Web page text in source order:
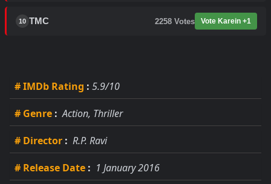
10 TMC 2258 Votes Vote Karein +1
# IMDb Rating : 5.9/10
# Genre : Action, Thriller
# Director : R.P. Ravi
# Release Date : 1 January 2016